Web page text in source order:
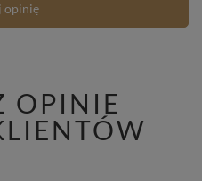
opinię
OPINIE